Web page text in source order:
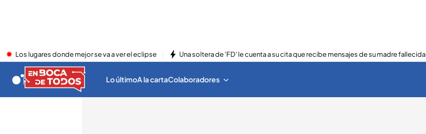
Los lugares donde mejor se va a ver el eclipse Una soltera de 'FD' le cuenta a su cita que recibe mensajes de su madre fallecida
Lo últimoA la cartaColaboradores